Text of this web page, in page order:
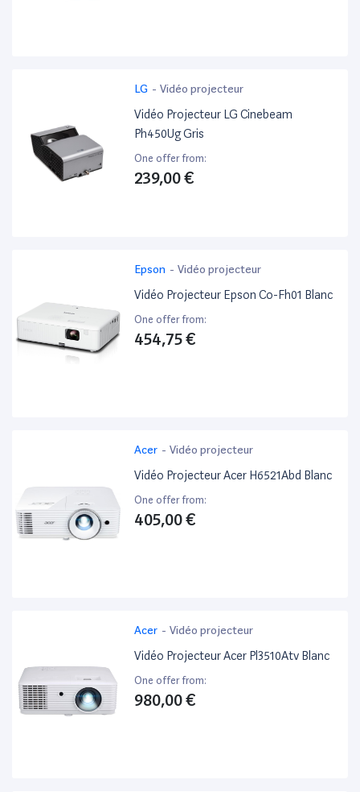
LG - Vidéo projecteur
Vidéo Projecteur LG Cinebeam
Ph450Ug Gris
One offer from:
239,00 €
Epson - Vidéo projecteur
Vidéo Projecteur Epson Co-Fh01 Blanc
One offer from:
454,75 €
Acer - Vidéo projecteur
Vidéo Projecteur Acer H6521Abd Blanc
One offer from:
405,00 €
Acer - Vidéo projecteur
Vidéo Projecteur Acer Pl3510Atv Blanc
One offer from:
980,00 €